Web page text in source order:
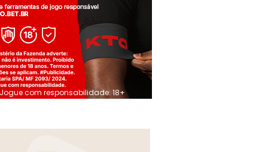
Jogue com responsabilidade. 18+